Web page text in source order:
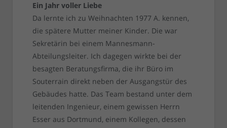
Ein Jahr voller Liebe
Da lernte ich zu Weihnachten 1977 A. kennen,
die spätere Mutter meiner Kinder. Die war
Sekretärin bei einem Mannesmann-
Abteilungsleiter. Ich dagegen wirkte bei der
besagten Beratungsfirma, die ihr Büro im
Souterrain direkt neben der Ausgangstür des
Gebäudes hatte. Das Team bestand unter dem
leitenden Ingenieur, einem gewissen Herrn
Esser aus Dortmund, einem Kollegen, dessen